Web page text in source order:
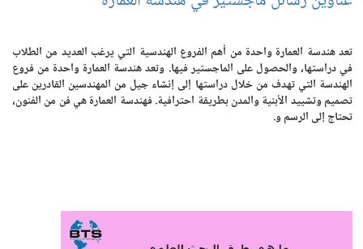
تعد هندسة العمارة واحدة من أهم الفروع الهندسية التي يرغب العديد من الطلاب
في دراستها، والحصول على الماجستير فيها. وتعد هندسة العمارة واحدة من فروع
الهندسة التي تهدف من خلال دراستها إلى إنشاء جيل من المهندسين القادرين على
تصميم وتشييد الأبنية والمدن بطريقة احترافية. فهندسة العمارة هي فن من الفنون،
تحتاج إلى الرسم و.